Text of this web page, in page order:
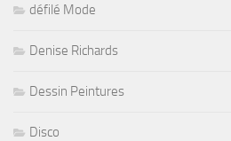
défilé Mode
Denise Richards
Dessin Peintures
Disco